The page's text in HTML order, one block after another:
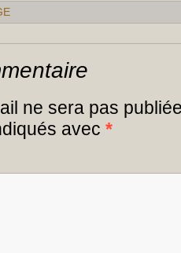
ne sera pas
avec *